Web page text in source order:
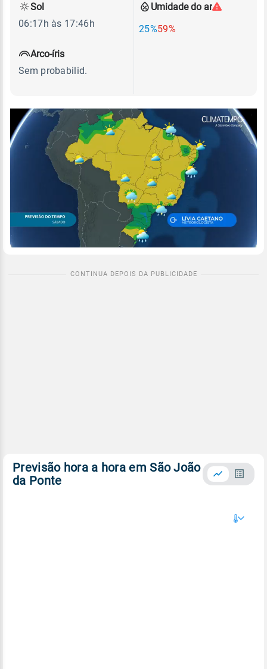
Umidade do ar
25%59%
Sol
06:17h às 17:46h
Arco-íris
Sem probabilid.
Previsão hora a hora em São João
da Ponte